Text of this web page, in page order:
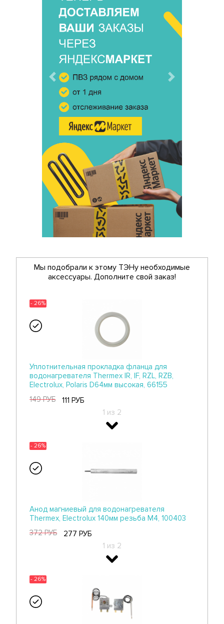
Предыдущий Следующий
Мы подобрали к этому ТЭНу необходимые
аксессуары. Дополните свой заказ!
- 26%
Уплотнительная прокладка фланца для
водонагревателя Thermex IR, IF, RZL, RZB,
Electrolux, Polaris D64мм высокая, 66155
149 РУБ
111 РУБ
1 из 2
134 РУБ
99 РУБ
- 26%
Анод магниевый для водонагревателя
Thermex, Electrolux 140мм резьба M4, 100403
372 РУБ
277 РУБ
1 из 2
Анод магниевый для водонагревателя
- 26%